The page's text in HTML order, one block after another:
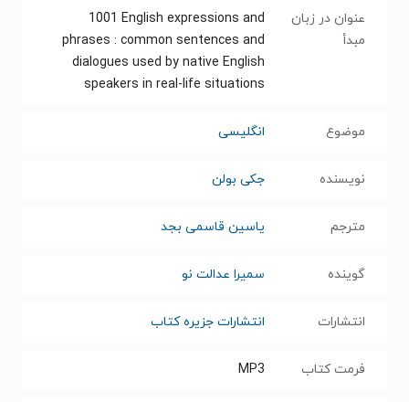
عنوان در زبان
مبدأ
1001‎ English expressions and
phrases : common sentences and
dialogues used by native English
speakers in real-life situations
موضوع انگلیسی
نویسنده جکی بولن
مترجم یاسین قاسمی بجد
گوینده سمیرا عدالت نو
انتشارات انتشارات جزیره کتاب
فرمت کتاب MP3